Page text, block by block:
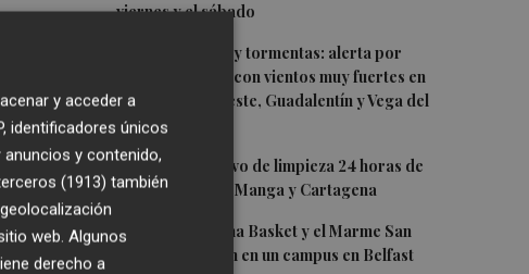
viernes y el sábado
Lunes de lluvias y tormentas: alerta por
posible granizo con vientos muy fuertes en
Altiplano, Noroeste, Guadalentín y Vega del
Segura
4Así es el operativo de limpieza 24 horas de
las playas de La Manga y Cartagena
5Chicas del Molina Basket y el Marme San
Javier participan en un campus en Belfast
para
y acceder a
identificadores únicos
y contenido,
(1913) también
web. Algunos
derecho a